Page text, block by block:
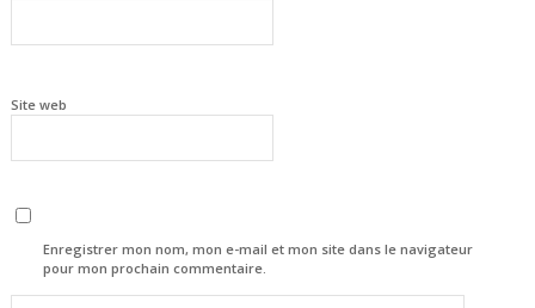
Site web
Enregistrer mon nom, mon e-mail et mon site dans le navigateur
pour mon prochain commentaire.